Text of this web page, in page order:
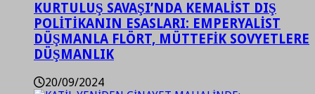
KURTULUŞ SAVAŞI’NDA KEMALİST DIŞ
POLİTİKANIN ESASLARI: EMPERYALİST
DÜŞMANLA FLÖRT, MÜTTEFİK SOVYETLERE
DÜŞMANLIK
20/09/2024